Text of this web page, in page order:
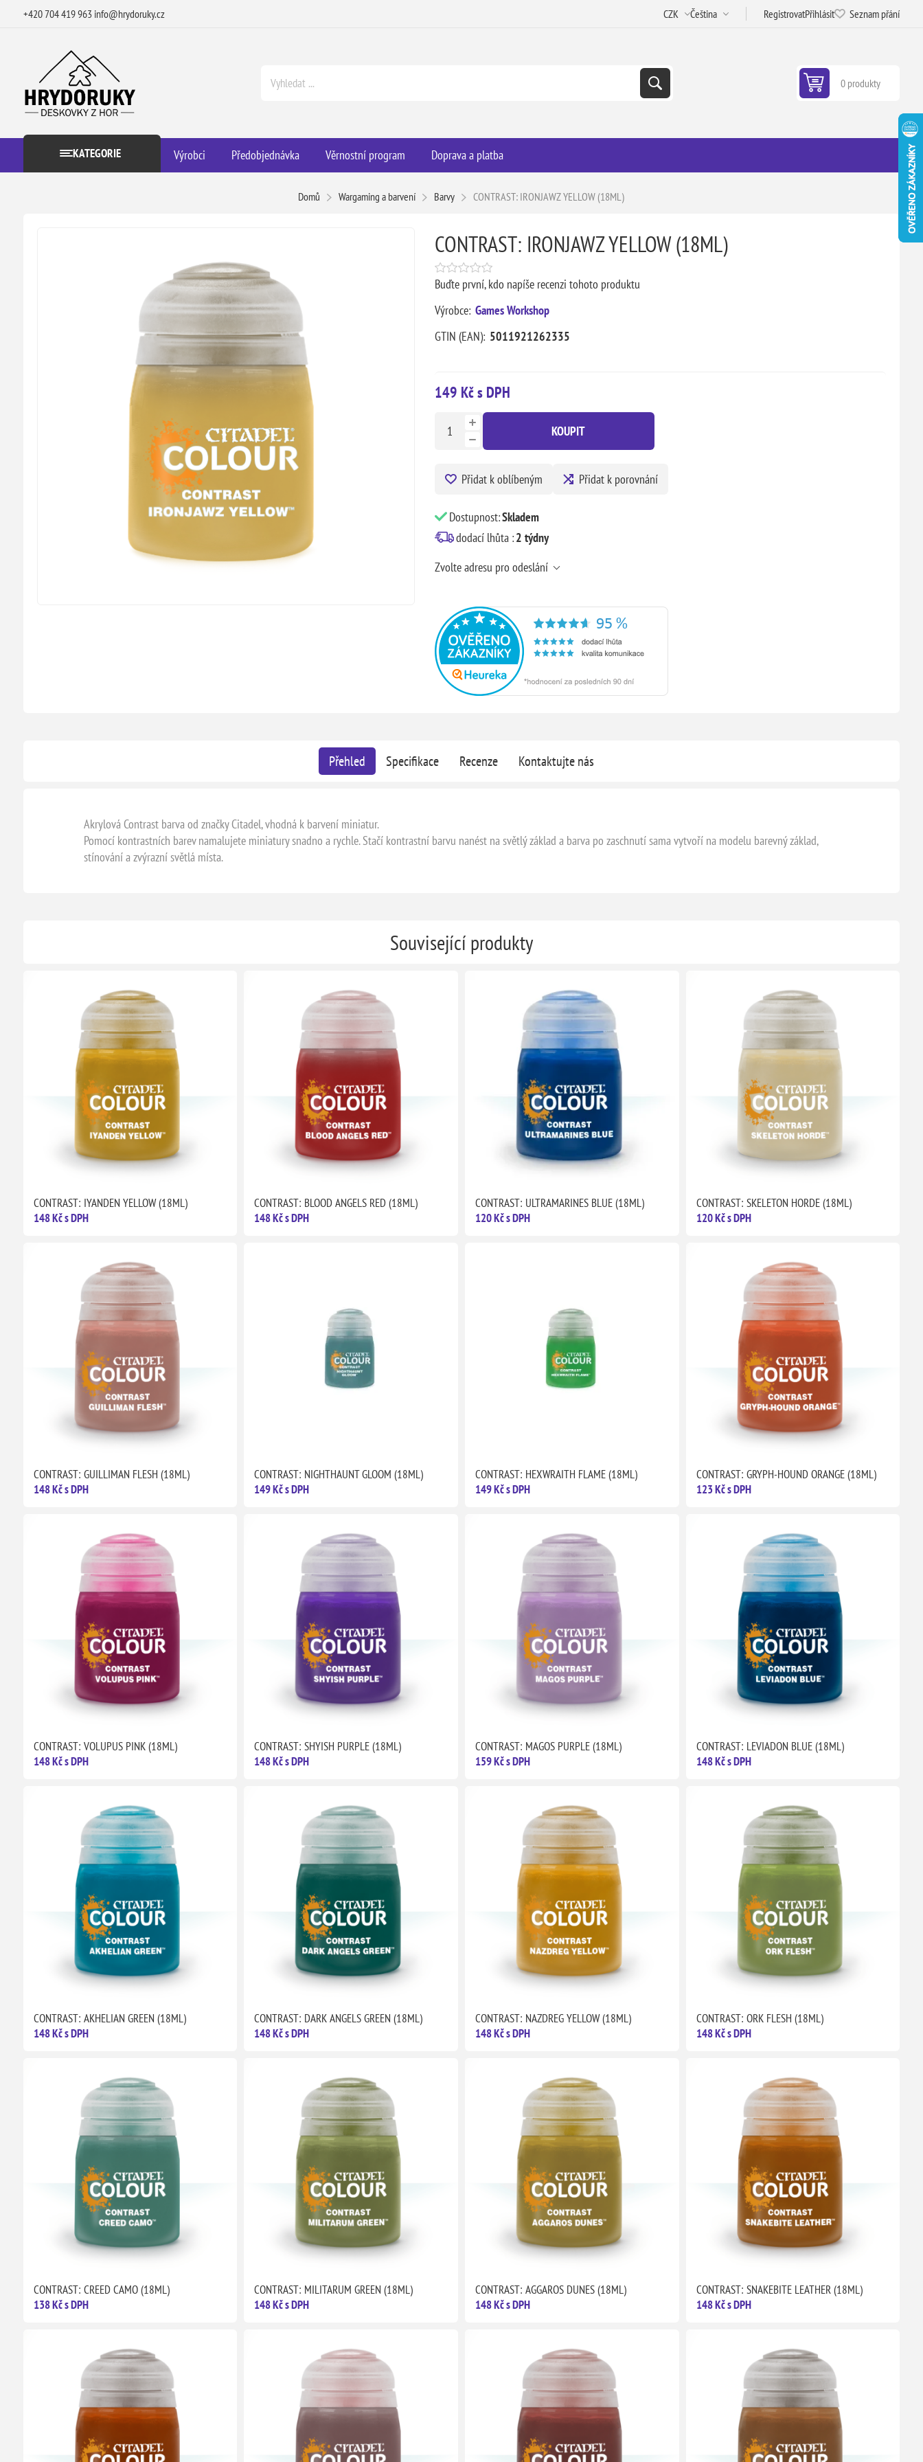
+420 704 419 963 info@hrydoruky.cz RegistrovatPřihlásit Seznam přání
0 produkty
KATEGORIE Výrobci Předobjednávka Věrnostní program Doprava a platba
Domů Wargaming a barvení Barvy CONTRAST: IRONJAWZ YELLOW (18ML)
CONTRAST: IRONJAWZ YELLOW (18ML)
Buďte první, kdo napíše recenzi tohoto produktu
Výrobce: Games Workshop
GTIN (EAN): 5011921262335
149 Kč s DPH
KOUPIT
Přidat k oblíbeným Přidat k porovnání
Dostupnost:Skladem
dodací lhůta :2 týdny
Zvolte adresu pro odeslání
Přehled Specifikace Recenze Kontaktujte nás
Akrylová Contrast barva od značky Citadel, vhodná k barvení miniatur.
Pomocí kontrastních barev namalujete miniatury snadno a rychle. Stačí kontrastní barvu nanést na světlý základ a barva po zaschnutí sama vytvoří na modelu barevný základ,
stínování a zvýrazní světlá místa.
Související produkty
CONTRAST: IYANDEN YELLOW (18ML)
148 Kč s DPH
CONTRAST: BLOOD ANGELS RED (18ML)
148 Kč s DPH
CONTRAST: ULTRAMARINES BLUE (18ML)
120 Kč s DPH
CONTRAST: SKELETON HORDE (18ML)
120 Kč s DPH
CONTRAST: GUILLIMAN FLESH (18ML)
148 Kč s DPH
CONTRAST: NIGHTHAUNT GLOOM (18ML)
149 Kč s DPH
CONTRAST: HEXWRAITH FLAME (18ML)
149 Kč s DPH
CONTRAST: GRYPH-HOUND ORANGE (18ML)
123 Kč s DPH
CONTRAST: VOLUPUS PINK (18ML)
148 Kč s DPH
CONTRAST: SHYISH PURPLE (18ML)
148 Kč s DPH
CONTRAST: MAGOS PURPLE (18ML)
159 Kč s DPH
CONTRAST: LEVIADON BLUE (18ML)
148 Kč s DPH
CONTRAST: AKHELIAN GREEN (18ML)
148 Kč s DPH
CONTRAST: DARK ANGELS GREEN (18ML)
148 Kč s DPH
CONTRAST: NAZDREG YELLOW (18ML)
148 Kč s DPH
CONTRAST: ORK FLESH (18ML)
148 Kč s DPH
CONTRAST: CREED CAMO (18ML)
138 Kč s DPH
CONTRAST: MILITARUM GREEN (18ML)
148 Kč s DPH
CONTRAST: AGGAROS DUNES (18ML)
148 Kč s DPH
CONTRAST: SNAKEBITE LEATHER (18ML)
148 Kč s DPH